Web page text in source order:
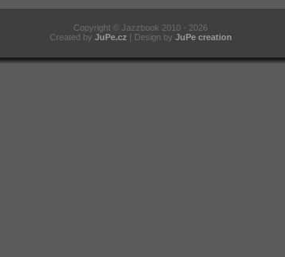
Copyright © Jazzbook 2010 - 2026
Created by JuPe.cz | Design by JuPe creation